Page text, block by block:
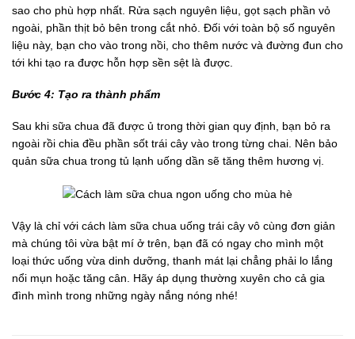
sao cho phù hợp nhất. Rửa sạch nguyên liệu, gọt sạch phần vỏ
ngoài, phần thịt bỏ bên trong cắt nhỏ. Đối với toàn bộ số nguyên
liệu này, bạn cho vào trong nồi, cho thêm nước và đường đun cho
tới khi tạo ra được hỗn hợp sền sệt là được.
Bước 4: Tạo ra thành phẩm
Sau khi sữa chua đã được ủ trong thời gian quy định, bạn bỏ ra
ngoài rồi chia đều phần sốt trái cây vào trong từng chai. Nên bảo
quản sữa chua trong tủ lạnh uống dần sẽ tăng thêm hương vị.
Vậy là chỉ với cách làm sữa chua uống trái cây vô cùng đơn giản
mà chúng tôi vừa bật mí ở trên, bạn đã có ngay cho mình một
loại thức uống vừa dinh dưỡng, thanh mát lại chẳng phải lo lắng
nổi mụn hoặc tăng cân. Hãy áp dụng thường xuyên cho cả gia
đình mình trong những ngày nắng nóng nhé!